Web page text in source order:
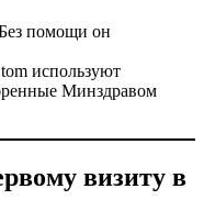
помощи он
используют
Минздравом
визиту в